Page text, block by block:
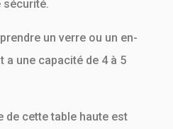
sécurité.
un verre ou un en-
a une capacité de 4 à 5
de cette table haute est